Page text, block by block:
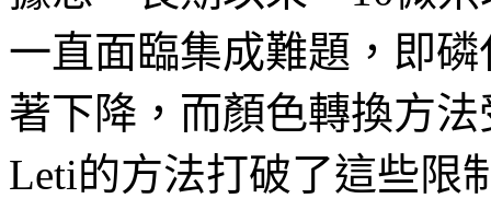
一直面臨集成難題，即
著下降，而顏色轉換方
Leti的方法打破了這些限